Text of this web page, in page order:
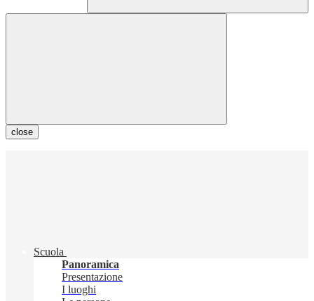
close
Scuola
Panoramica
Presentazione
I luoghi